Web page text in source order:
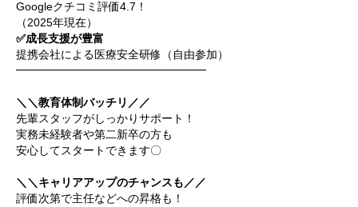
Googleクチコミ評価4.7！
（2025年現在）
✅成長支援が豊富
提携会社による医療安全研修（自由参加）
━━━━━━━━━━━━━━━━━
＼＼教育体制バッチリ／／
先輩スタッフがしっかりサポート！
実務未経験者や第二新卒の方も
安心してスタートできます〇
＼＼キャリアアップのチャンスも／／
評価次第で主任などへの昇格も！